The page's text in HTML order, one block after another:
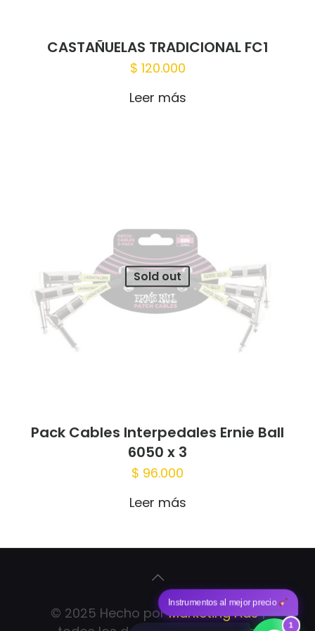
CASTAÑUELAS TRADICIONAL FC1
$ 120.000
Leer más
Sold out
Pack Cables Interpedales Ernie Ball
6050 x 3
$ 96.000
Leer más
Instrumentos al mejor precio
1
© 2025 Hecho porMarketing Ads|